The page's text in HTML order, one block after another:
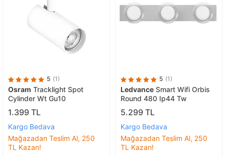
5 (1)
Osram Tracklight Spot
Cylinder Wt Gu10
1.399 TL
Kargo Bedava
Mağazadan Teslim Al, 250
TL Kazan!
5 (1)
Ledvance Smart Wifi Orbis
Round 480 Ip44 Tw
5.299 TL
Kargo Bedava
Mağazadan Teslim Al, 250
TL Kazan!